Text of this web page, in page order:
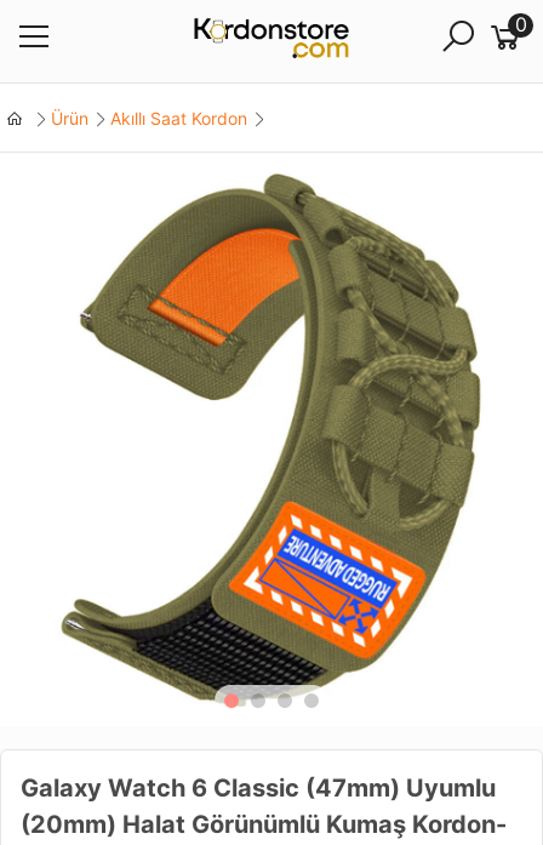
0
Ürün Akıllı Saat Kordon
Galaxy Watch 6 Classic (47mm) Uyumlu
(20mm) Halat Görünümlü Kumaş Kordon-